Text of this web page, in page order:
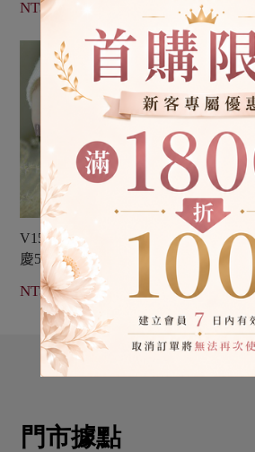
NT$ 399  NT$ 399
HOT
V150 紫櫻花鮮奶茶【生日
慶5th限定】愛若雅光撩指甲
油一步膠
NT$ 399  
門市據點